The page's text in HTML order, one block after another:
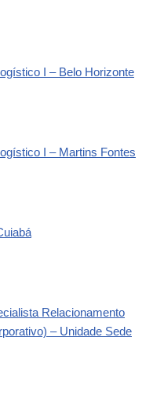
I – Belo Horizonte
I – Martins Fontes
Relacionamento
– Unidade Sede